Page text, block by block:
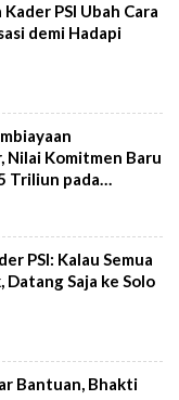
PSI Ubah Cara
demi Hadapi
Komitmen Baru
Triliun pada
PSI: Kalau Semua
Saja ke Solo
Bantuan, Bhakti